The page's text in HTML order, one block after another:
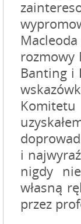
rozmowy
Banting i
i
nigdy
własną
przez